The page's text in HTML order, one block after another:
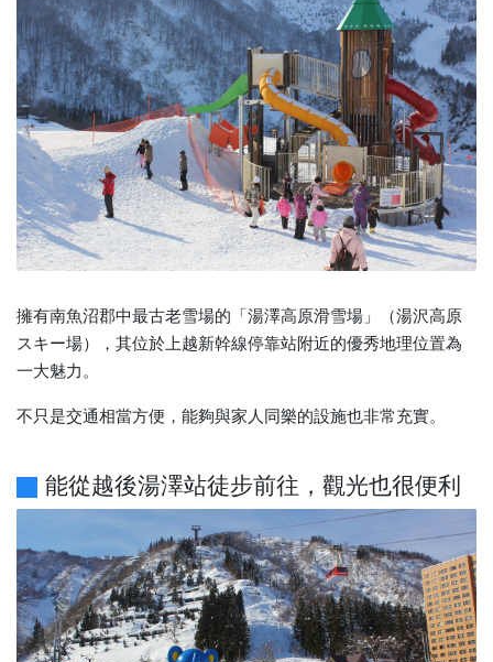
擁有南魚沼郡中最古老雪場的「湯澤高原滑雪場」（湯沢高原
スキー場），其位於上越新幹線停靠站附近的優秀地理位置為
一大魅力。
不只是交通相當方便，能夠與家人同樂的設施也非常充實。
能從越後湯澤站徒步前往，觀光也很便利